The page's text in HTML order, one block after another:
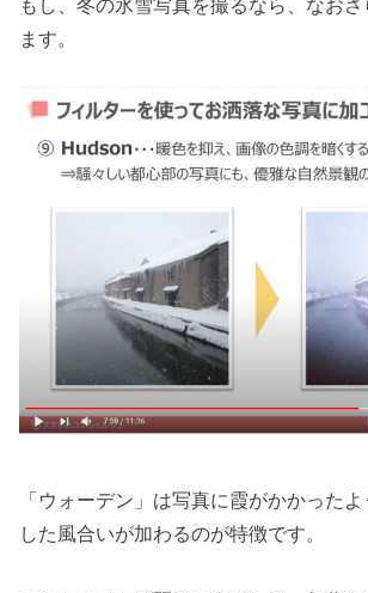
もし、冬の氷雪写真を撮るなら、なお
ます。
「ウォーデン」は写真に霞がかかった
した風合いが加わるのが特徴です。